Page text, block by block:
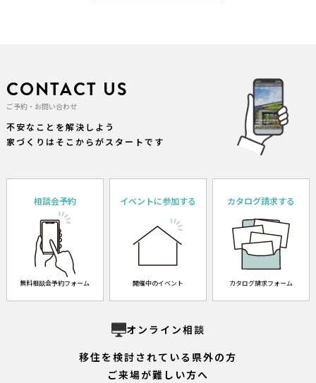
CONTACT US
ご予約・お問い合わせ
不安なことを解決しよう
家づくりはそこからがスタートです
相談会予約
無料相談会予約フォーム
イベントに参加する
開催中のイベント
カタログ請求する
カタログ請求フォーム
オンライン相談
移住を検討されている県外の方
ご来場が難しい方へ